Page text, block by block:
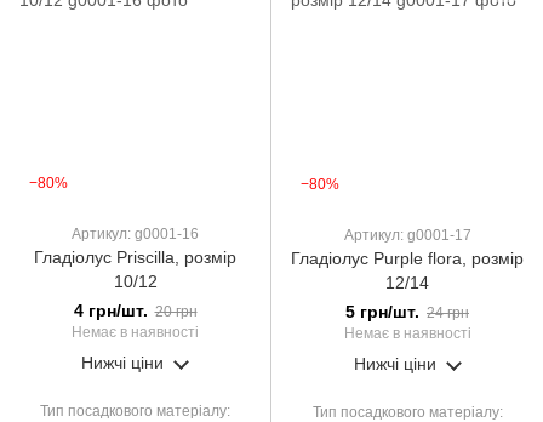
−80%
Артикул: g0001-16
Гладіолус Priscilla, розмір
10/12
4 грн/шт. 20 грн
Немає в наявності
Нижчі ціни
Тип посадкового матеріалу
−80%
Артикул: g0001-17
Гладіолус Purple flora, розмір
12/14
5 грн/шт. 24 грн
Немає в наявності
Нижчі ціни
Тип посадкового матеріалу